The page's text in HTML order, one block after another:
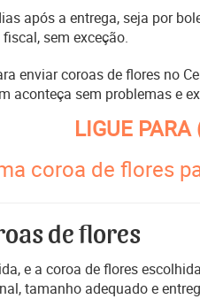
após a entrega, seja por
sem exceção.
enviar coroas de flores no
aconteça sem problemas e
LIGUE PARA
coroa de flores
de flores
e a coroa de flores
tamanho adequado e